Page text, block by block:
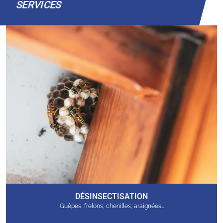
SERVICES
DÉSINSECTISATION
Guêpes, frelons, chenilles, araignées…